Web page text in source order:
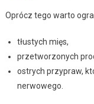
Oprócz tego warto
tłustych mięs,
przetworzonych
ostrych przypraw,
nerwowego.